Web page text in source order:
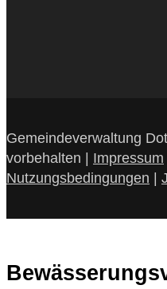
Gemeindeverwaltung
vorbehalten | Impressum
Nutzungsbedingungen |